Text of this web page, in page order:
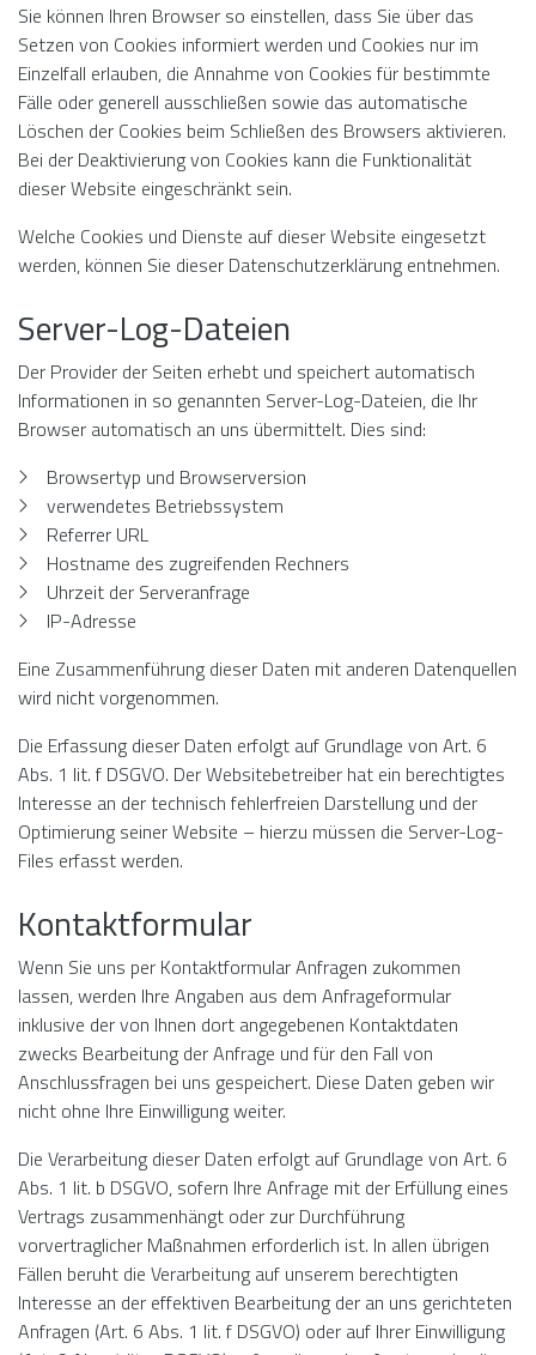
Sie können Ihren Browser so einstellen, dass Sie über das
Setzen von Cookies informiert werden und Cookies nur im
Einzelfall erlauben, die Annahme von Cookies für bestimmte
Fälle oder generell ausschließen sowie das automatische
Löschen der Cookies beim Schließen des Browsers aktivieren.
Bei der Deaktivierung von Cookies kann die Funktionalität
dieser Website eingeschränkt sein.
Welche Cookies und Dienste auf dieser Website eingesetzt
werden, können Sie dieser Datenschutzerklärung entnehmen.
Server-Log-Dateien
Der Provider der Seiten erhebt und speichert automatisch
Informationen in so genannten Server-Log-Dateien, die Ihr
Browser automatisch an uns übermittelt. Dies sind:
Browsertyp und Browserversion
verwendetes Betriebssystem
Referrer URL
Hostname des zugreifenden Rechners
Uhrzeit der Serveranfrage
IP-Adresse
Eine Zusammenführung dieser Daten mit anderen Datenquellen
wird nicht vorgenommen.
Die Erfassung dieser Daten erfolgt auf Grundlage von Art. 6
Abs. 1 lit. f DSGVO. Der Websitebetreiber hat ein berechtigtes
Interesse an der technisch fehlerfreien Darstellung und der
Optimierung seiner Website – hierzu müssen die Server-Log-
Files erfasst werden.
Kontaktformular
Wenn Sie uns per Kontaktformular Anfragen zukommen
lassen, werden Ihre Angaben aus dem Anfrageformular
inklusive der von Ihnen dort angegebenen Kontaktdaten
zwecks Bearbeitung der Anfrage und für den Fall von
Anschlussfragen bei uns gespeichert. Diese Daten geben wir
nicht ohne Ihre Einwilligung weiter.
Die Verarbeitung dieser Daten erfolgt auf Grundlage von Art. 6
Abs. 1 lit. b DSGVO, sofern Ihre Anfrage mit der Erfüllung eines
Vertrags zusammenhängt oder zur Durchführung
vorvertraglicher Maßnahmen erforderlich ist. In allen übrigen
Fällen beruht die Verarbeitung auf unserem berechtigten
Interesse an der effektiven Bearbeitung der an uns gerichteten
Anfragen (Art. 6 Abs. 1 lit. f DSGVO) oder auf Ihrer Einwilligung